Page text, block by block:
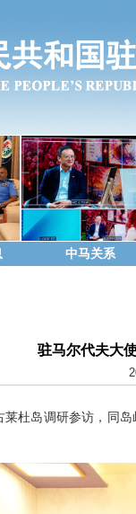
中马关系
驻马尔代夫大
杜岛调研参访，同